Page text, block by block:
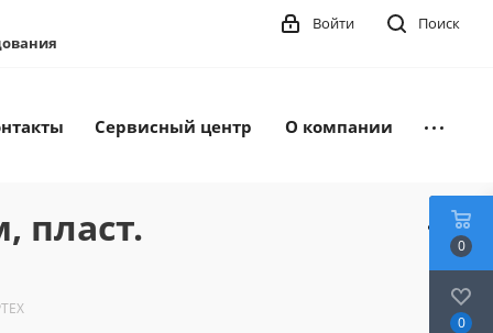
Поиск
Войти
Сервисный центр О компании
пласт. 0
0